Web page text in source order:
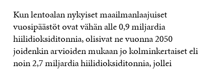
Kun lentoalan nykyiset maailmanlaajuiset
vuosipäästöt ovat vähän alle 0,9 miljardia
hiilidioksiditonnia, olisivat ne vuonna 2050
joidenkin arvioiden mukaan jo kolminkertaiset eli
noin 2,7 miljardia hiilidioksiditonnia, jollei